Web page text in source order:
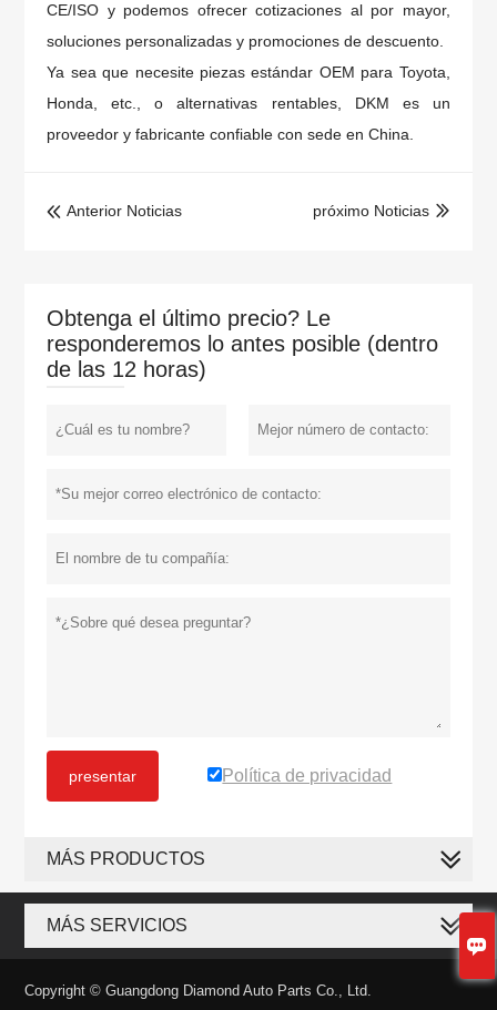

CE/ISO y podemos ofrecer cotizaciones al por mayor,
soluciones personalizadas y promociones de descuento.
Ya sea que necesite piezas estándar OEM para Toyota,
Honda, etc., o alternativas rentables, DKM es un
proveedor y fabricante confiable con sede en China.
 Anterior Noticias 
próximo Noticias
Obtenga el último precio? Le
responderemos lo antes posible (dentro
de las 12 horas)
presentar Política de privacidad
MÁS PRODUCTOS
MÁS SERVICIOS
Copyright © Guangdong Diamond Auto Parts Co., Ltd.